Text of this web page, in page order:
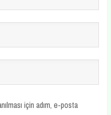
için adım, e-posta